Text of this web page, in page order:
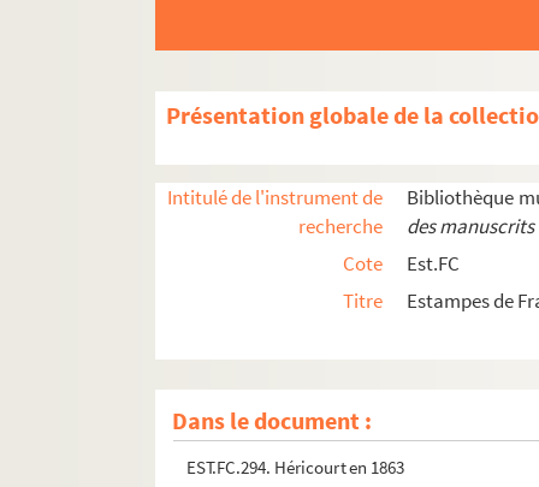
Présentation globale de la
Intitulé de l'instrument de
recherche
Bibliothèque
des
Cote
Est.FC
Titre
Estampes de
Dans le document :
EST.FC.152. Grottes d'Osselles : le Tombeau :
EST.FC.G.6. Grottes d'Osselles : le Tombeau :
EST.FC.154. Les Grottes d'Osselles : les orgues
EST.FC.G.8. Les Grottes d'Osselles : les orgues
EST.FC.150. Grottes d'Osselles ; Besançon
EST.FC.533. Halle de Dôle
EST.FC.M.217. Le Héraut d'armes de murcie
EST.FC.297. Héricourt : Haute-Saône
EST.FC.294. Héricourt en 1863